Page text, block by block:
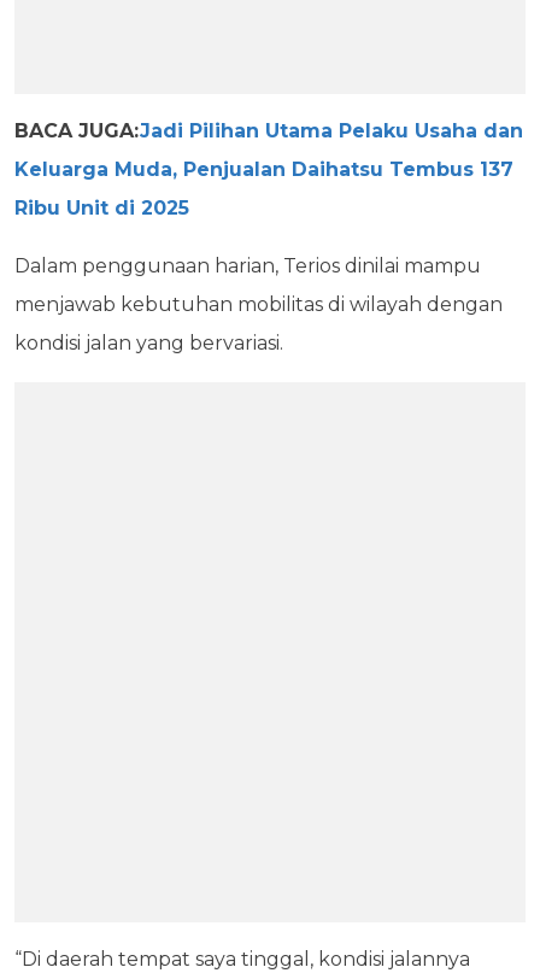
BACA JUGA:Jadi Pilihan Utama Pelaku Usaha dan
Keluarga Muda, Penjualan Daihatsu Tembus 137
Ribu Unit di 2025
Dalam penggunaan harian, Terios dinilai mampu
menjawab kebutuhan mobilitas di wilayah dengan
kondisi jalan yang bervariasi.
“Di daerah tempat saya tinggal, kondisi jalannya